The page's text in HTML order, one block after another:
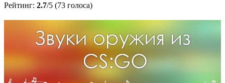
Рейтинг: 2.7/5 (73 голоса)